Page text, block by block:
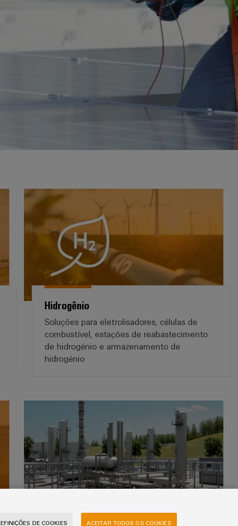
Hidrogênio
Hidrogênio
Soluções para eletrolisadores, células de
combustível, estações de reabastecimento
de hidrogénio e armazenamento de
hidrogénio
Energia tradicional
Energia tradicional
DE COOKIES ACEITAR TODOS OS COOKIES